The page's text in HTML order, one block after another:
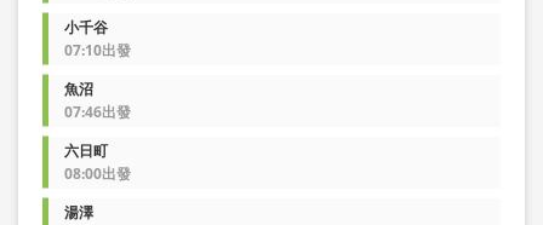
小千谷
07:10出發
魚沼
07:46出發
六日町
08:00出發
湯澤